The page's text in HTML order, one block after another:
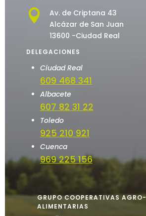

Av. de Criptana 43
Alcázar de San Juan
13600 -Ciudad Real
DELEGACIONES
Ciudad Real
609 468 341
Albacete
607 82 31 22
Toledo
925 210 921
Cuenca
969 225 156
GRUPO COOPERATIVAS AGRO-
ALIMENTARIAS